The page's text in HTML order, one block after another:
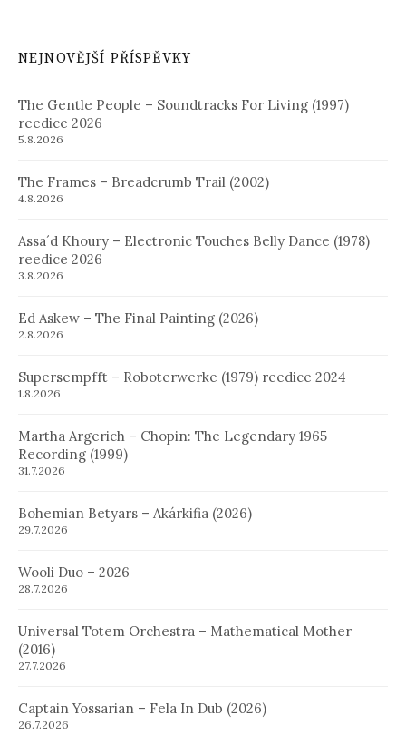
NEJNOVĚJŠÍ PŘÍSPĚVKY
The Gentle People – Soundtracks For Living (1997)
reedice 2026
5.8.2026
The Frames – Breadcrumb Trail (2002)
4.8.2026
Assa´d Khoury – Electronic Touches Belly Dance (1978)
reedice 2026
3.8.2026
Ed Askew – The Final Painting (2026)
2.8.2026
Supersempfft – Roboterwerke (1979) reedice 2024
1.8.2026
Martha Argerich – Chopin: The Legendary 1965
Recording (1999)
31.7.2026
Bohemian Betyars – Akárkifia (2026)
29.7.2026
Wooli Duo – 2026
28.7.2026
Universal Totem Orchestra – Mathematical Mother
(2016)
27.7.2026
Captain Yossarian – Fela In Dub (2026)
26.7.2026